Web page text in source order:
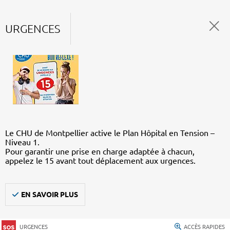
URGENCES
Le CHU de Montpellier active le Plan Hôpital en Tension –
Niveau 1.
Pour garantir une prise en charge adaptée à chacun,
appelez le 15 avant tout déplacement aux urgences.
EN SAVOIR PLUS
URGENCES ACCÈS RAPIDES